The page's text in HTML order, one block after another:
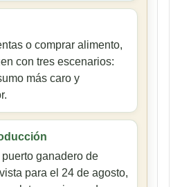
o comprar alimento,
con tres escenarios:
más caro y
ganadero de
para el 24 de agosto,